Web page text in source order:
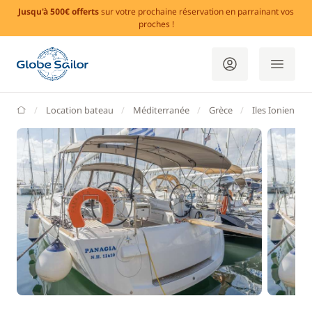
Jusqu'à 500€ offertssur votre prochaine réservation en parrainant vos
proches !
GlobeSailor
Location bateau Méditerranée Grèce Iles Ioniennes